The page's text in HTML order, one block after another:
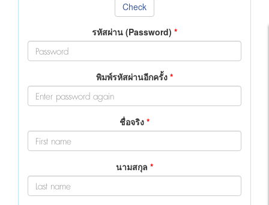
Check
รหัสผ่าน (Password) *
พิมพ์รหัสผ่านอีกครั้ง *
ชื่อจริง *
นามสกุล *